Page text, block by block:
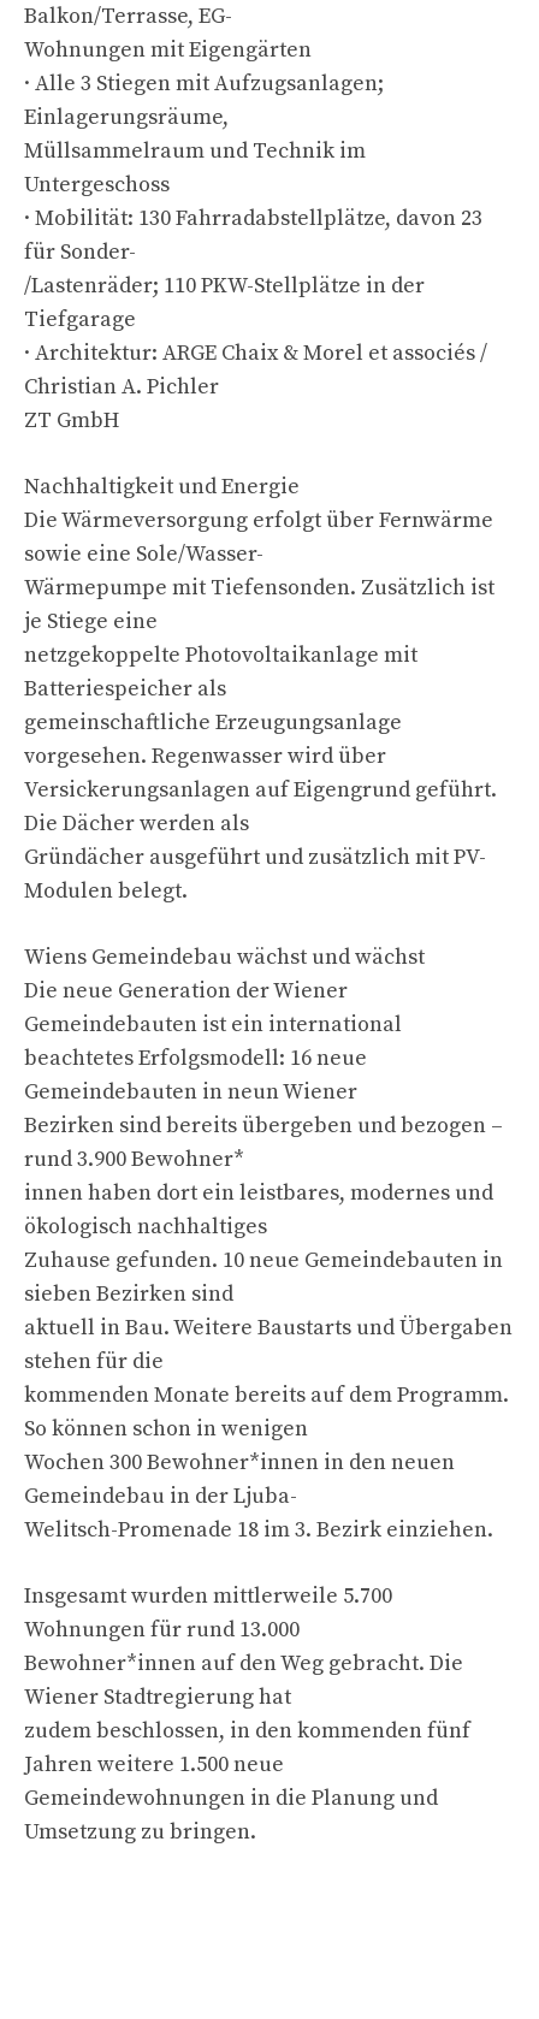
Balkon/Terrasse, EG-
Wohnungen mit Eigengärten
· Alle 3 Stiegen mit Aufzugsanlagen;
Einlagerungsräume,
Müllsammelraum und Technik im
Untergeschoss
· Mobilität: 130 Fahrradabstellplätze, davon 23
für Sonder-
/Lastenräder; 110 PKW-Stellplätze in der
Tiefgarage
· Architektur: ARGE Chaix & Morel et associés /
Christian A. Pichler
ZT GmbH
Nachhaltigkeit und Energie
Die Wärmeversorgung erfolgt über Fernwärme
sowie eine Sole/Wasser-
Wärmepumpe mit Tiefensonden. Zusätzlich ist
je Stiege eine
netzgekoppelte Photovoltaikanlage mit
Batteriespeicher als
gemeinschaftliche Erzeugungsanlage
vorgesehen. Regenwasser wird über
Versickerungsanlagen auf Eigengrund geführt.
Die Dächer werden als
Gründächer ausgeführt und zusätzlich mit PV-
Modulen belegt.
Wiens Gemeindebau wächst und wächst
Die neue Generation der Wiener
Gemeindebauten ist ein international
beachtetes Erfolgsmodell: 16 neue
Gemeindebauten in neun Wiener
Bezirken sind bereits übergeben und bezogen –
rund 3.900 Bewohner*
innen haben dort ein leistbares, modernes und
ökologisch nachhaltiges
Zuhause gefunden. 10 neue Gemeindebauten in
sieben Bezirken sind
aktuell in Bau. Weitere Baustarts und Übergaben
stehen für die
kommenden Monate bereits auf dem Programm.
So können schon in wenigen
Wochen 300 Bewohner*innen in den neuen
Gemeindebau in der Ljuba-
Welitsch-Promenade 18 im 3. Bezirk einziehen.
Insgesamt wurden mittlerweile 5.700
Wohnungen für rund 13.000
Bewohner*innen auf den Weg gebracht. Die
Wiener Stadtregierung hat
zudem beschlossen, in den kommenden fünf
Jahren weitere 1.500 neue
Gemeindewohnungen in die Planung und
Umsetzung zu bringen.